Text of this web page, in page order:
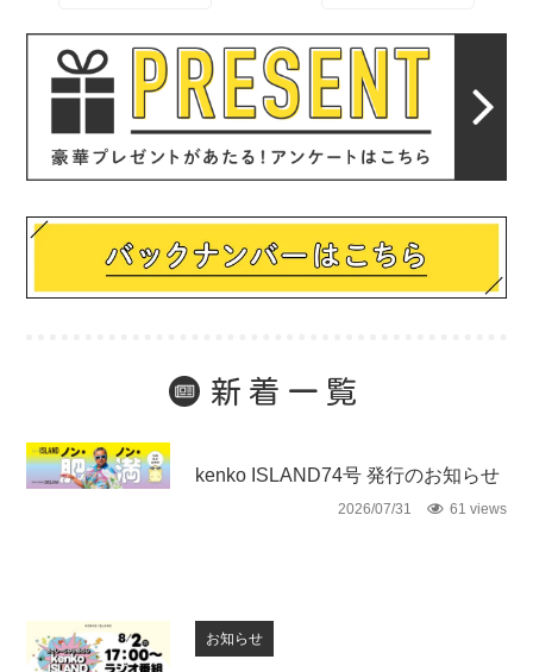
新着一覧
kenko ISLAND74号 発行のお知らせ
2026/07/31 61 views
お知らせ